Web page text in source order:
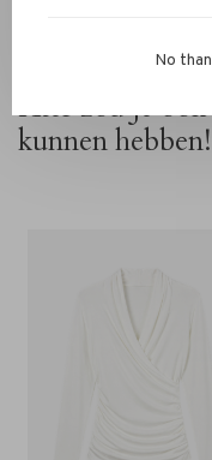
Hier zou je
kunnen hebben!
No